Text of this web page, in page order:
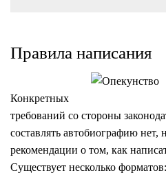
Правила написания
Конкретных
требований со стороны
составлять автобиографию нет,
рекомендации о том, как
Существует несколько форматов: